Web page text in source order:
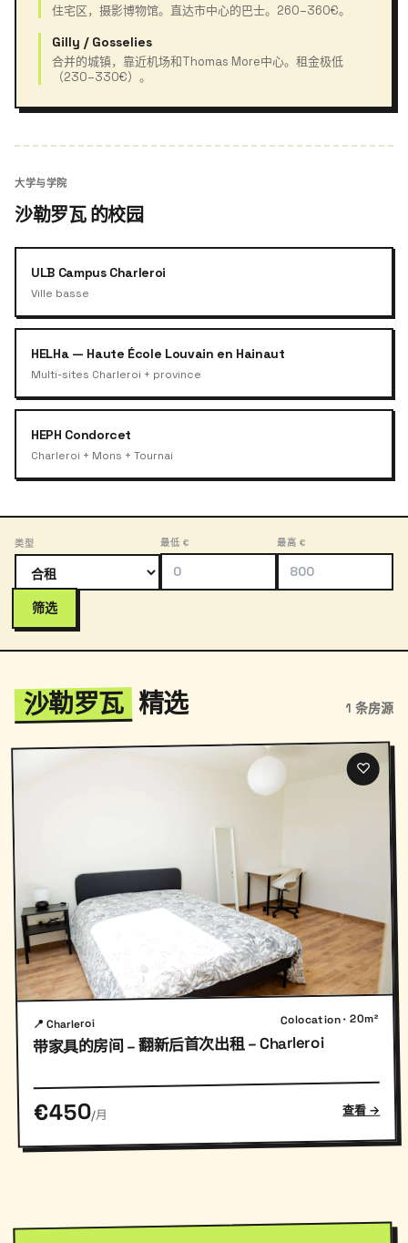
住宅区，摄影博物馆。直达市中心的巴士。260–360€。
Gilly / Gosselies
合并的城镇，靠近机场和Thomas More中心。租金极低
（230–330€）。
大学与学院
沙勒罗瓦 的校园
ULB Campus Charleroi
Ville basse
HELHa — Haute École Louvain en Hainaut
Multi-sites Charleroi + province
HEPH Condorcet
Charleroi + Mons + Tournai
类型 最低 € 最高 €
筛选
沙勒罗瓦 精选 1 条房源
♡
📍 Charleroi Colocation · 20m²
带家具的房间 – 翻新后首次出租 – Charleroi
€450/月 查看 →